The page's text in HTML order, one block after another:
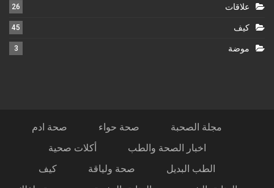
علاقات 26
كيف 45
موضة 3
مجلة الصحبة صحة حواء
صحة ادم
اخبار الصحة والطب
أكلات صحية
الطب البديل
صحة ولياقة
كيف